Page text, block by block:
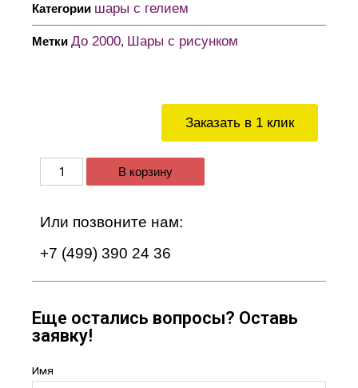
Заказать в 1 клик
В корзину
Или позвоните нам:
+7 (499) 390 24 36
Еще остались вопросы? Оставь
заявку!
Имя
Категории шары с гелием
Метки До 2000, Шары с рисунком